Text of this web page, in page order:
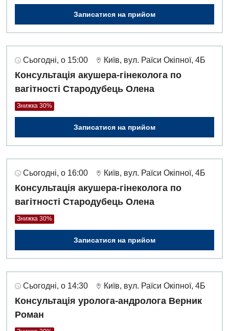
Записатися на прийом
Сьогодні, о 15:00 Київ, вул. Раїси Окіпної, 4Б
Консультація акушера-гінеколога по
вагітності Стародубець Олена
Знижка 30%
Записатися на прийом
Сьогодні, о 16:00 Київ, вул. Раїси Окіпної, 4Б
Консультація акушера-гінеколога по
вагітності Стародубець Олена
Знижка 30%
Записатися на прийом
Сьогодні, о 14:30 Київ, вул. Раїси Окіпної, 4Б
Консультація уролога-андролога Верник
Роман